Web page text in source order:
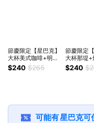
節慶限定【星巴克】
大杯美式咖啡+明太
子雞肉三明治
$240 $265
節慶限定【
大杯那堤+
里肌三明治
$240
可能有星巴克可